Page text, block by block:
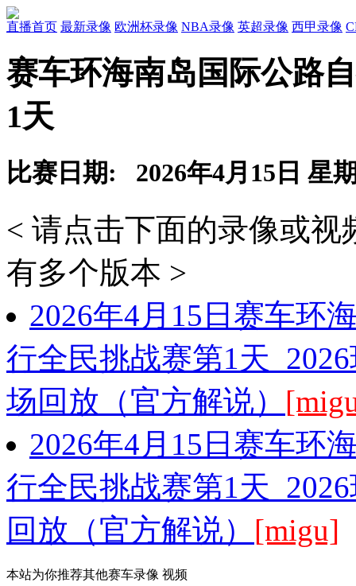
直播首页 最新录像 欧洲杯录像 NBA录像 英超录像 西甲录像
赛车环海南岛国际公路
1天
比赛日期: 2026年4月15日 星
< 请点击下面的录像或
有多个版本 >
2026年4月15日赛车环
行全民挑战赛第1天
场回放（官方解说）
2026年4月15日赛车环
行全民挑战赛第1天
回放（官方解说） [migu]
本站为你推荐其他赛车录像 视频